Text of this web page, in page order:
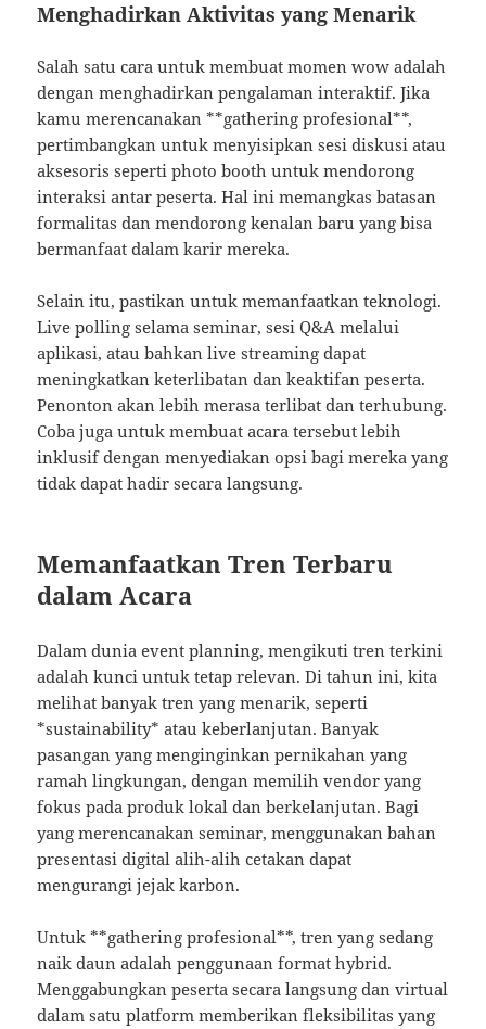
Menghadirkan Aktivitas yang Menarik
Salah satu cara untuk membuat momen wow adalah
dengan menghadirkan pengalaman interaktif. Jika
kamu merencanakan **gathering profesional**,
pertimbangkan untuk menyisipkan sesi diskusi atau
aksesoris seperti photo booth untuk mendorong
interaksi antar peserta. Hal ini memangkas batasan
formalitas dan mendorong kenalan baru yang bisa
bermanfaat dalam karir mereka.
Selain itu, pastikan untuk memanfaatkan teknologi.
Live polling selama seminar, sesi Q&A melalui
aplikasi, atau bahkan live streaming dapat
meningkatkan keterlibatan dan keaktifan peserta.
Penonton akan lebih merasa terlibat dan terhubung.
Coba juga untuk membuat acara tersebut lebih
inklusif dengan menyediakan opsi bagi mereka yang
tidak dapat hadir secara langsung.
Memanfaatkan Tren Terbaru
dalam Acara
Dalam dunia event planning, mengikuti tren terkini
adalah kunci untuk tetap relevan. Di tahun ini, kita
melihat banyak tren yang menarik, seperti
*sustainability* atau keberlanjutan. Banyak
pasangan yang menginginkan pernikahan yang
ramah lingkungan, dengan memilih vendor yang
fokus pada produk lokal dan berkelanjutan. Bagi
yang merencanakan seminar, menggunakan bahan
presentasi digital alih-alih cetakan dapat
mengurangi jejak karbon.
Untuk **gathering profesional**, tren yang sedang
naik daun adalah penggunaan format hybrid.
Menggabungkan peserta secara langsung dan virtual
dalam satu platform memberikan fleksibilitas yang